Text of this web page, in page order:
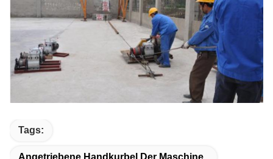
Tags:
Angetriebene Handkurbel Der Maschine